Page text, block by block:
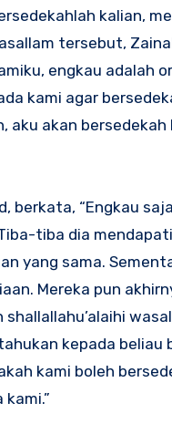
kalian,
tersebut,
engkau adalah
kami agar
aku akan
berkata, “Engkau
tiba dia
yang sama.
Mereka pun
kepada
kami boleh